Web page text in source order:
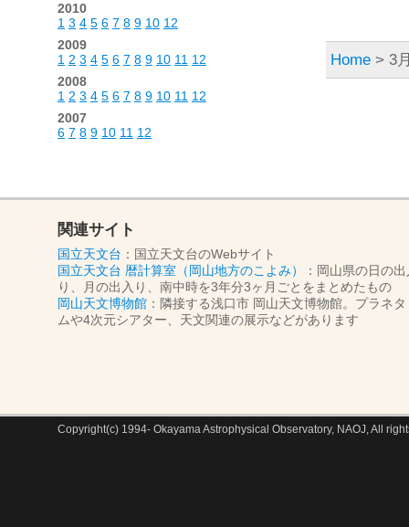
Home > 3
2010
1 3 4 5 6 7 8 9 10 12
2009
1 2 3 4 5 6 7 8 9 10 11 12
2008
1 2 3 4 5 6 7 8 9 10 11 12
2007
6 7 8 9 10 11 12
関連サイト
国立天文台 ：国立天文台のWebサイト
国立天文台 暦計算室（岡山地方のこよみ）
：岡山県の日の
り、月の出入り、南中時を3年分3ヶ月ごとをまとめたもの
岡山天文博物館 ：隣接する浅口市 岡山天文博物館。プラネタ
ムや4次元シアター、天文関連の展示などがあります
Copyright(c) 1994- Okayama Astrophysical Observatory, NAOJ, All